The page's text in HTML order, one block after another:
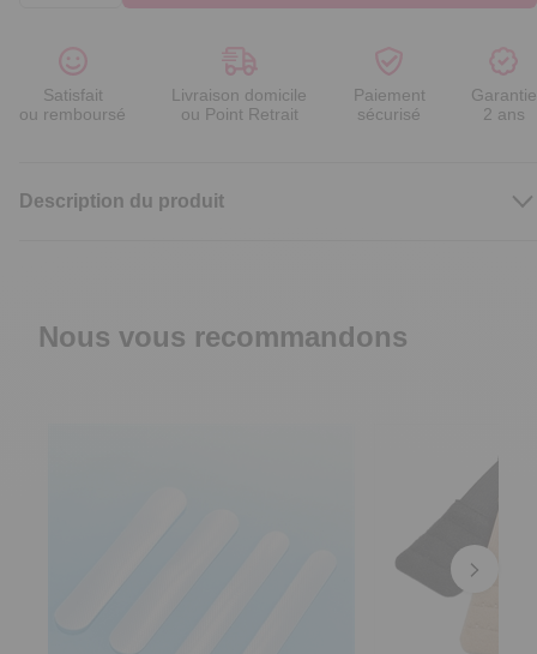
Satisfait
ou remboursé
Livraison domicile
ou Point Retrait
Paiement
sécurisé
Garantie
2 ans
Description du produit
Nous vous recommandons